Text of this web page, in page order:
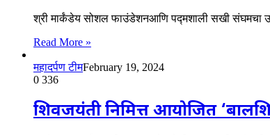
श्री मार्कंडेय सोशल फाउंडेशनआणि पद्मशाली सखी संघमचा
Read More »
महादर्पण टीमFebruary 19, 2024
0 336
शिवजयंती निमित्त आयोजित